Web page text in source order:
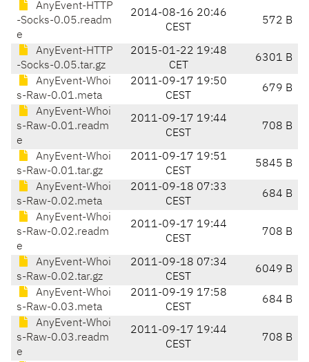
AnyEvent-HTTP
-Socks-0.05.readm
e
2014-08-16 20:46
CEST
572 B
AnyEvent-HTTP
-Socks-0.05.tar.gz
2015-01-22 19:48
CET
6301 B
AnyEvent-Whoi
s-Raw-0.01.meta
2011-09-17 19:50
CEST
679 B
AnyEvent-Whoi
s-Raw-0.01.readm
e
2011-09-17 19:44
CEST
708 B
AnyEvent-Whoi
s-Raw-0.01.tar.gz
2011-09-17 19:51
CEST
5845 B
AnyEvent-Whoi
s-Raw-0.02.meta
2011-09-18 07:33
CEST
684 B
AnyEvent-Whoi
s-Raw-0.02.readm
e
2011-09-17 19:44
CEST
708 B
AnyEvent-Whoi
s-Raw-0.02.tar.gz
2011-09-18 07:34
CEST
6049 B
AnyEvent-Whoi
s-Raw-0.03.meta
2011-09-19 17:58
CEST
684 B
AnyEvent-Whoi
s-Raw-0.03.readm
e
2011-09-17 19:44
CEST
708 B